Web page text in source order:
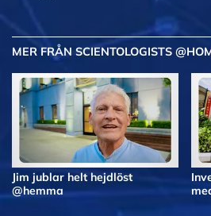
MER FRÅN SCIENTOLOGISTS
Jim jublar helt hejdlöst
@hemma